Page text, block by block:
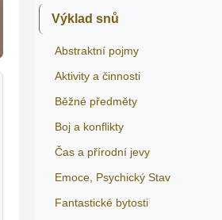
Výklad snů
Abstraktní pojmy
Aktivity a činnosti
Běžné předměty
Boj a konflikty
Čas a přírodní jevy
Emoce, Psychický Stav
Fantastické bytosti